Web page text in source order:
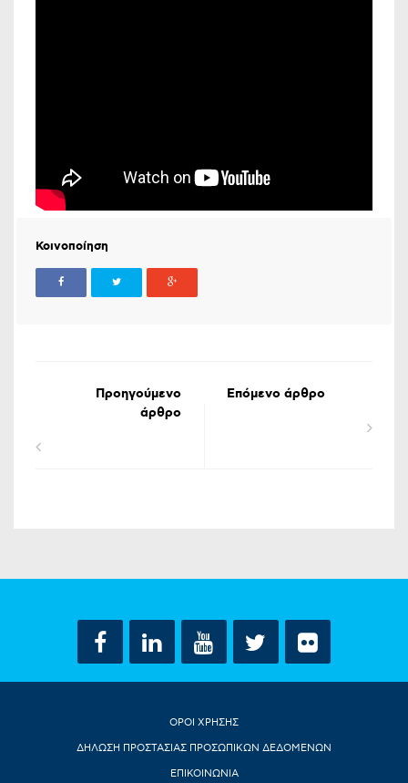
Κοινοποίηση
Προηγούμενο
άρθρο
Επόμενο άρθρο
ΟΡΟΙ ΧΡΗΣΗΣ
ΔΗΛΩΣΗ ΠΡΟΣΤΑΣΙΑΣ ΠΡΟΣΩΠΙΚΩΝ ΔΕΔΟΜΕΝΩΝ
ΕΠΙΚΟΙΝΩΝΙΑ